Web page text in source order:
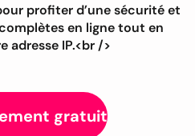
profiter d’une sécurité et
en ligne tout en
adresse IP.<br />
gratuit